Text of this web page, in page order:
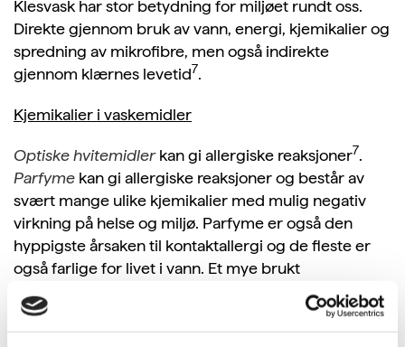
Klesvask har stor betydning for miljøet rundt oss.
Direkte gjennom bruk av vann, energi, kjemikalier og
spredning av mikrofibre, men også indirekte
gjennom klærnes levetid7.
Kjemikalier i vaskemidler
Optiske hvitemidlerkan gi allergiske reaksjoner7.
Parfyme kan gi allergiske reaksjoner og består av
svært mange ulike kjemikalier med mulig negativ
virkning på helse og miljø. Parfyme er også den
hyppigste årsaken til kontaktallergi og de fleste er
også farlige for livet i vann. Et mye brukt
i hygieneprodukter er
paraben, som er et hormonforstyrrende stoff. Derfor
erstattes det nå av methylisothiazolinone (MI eller